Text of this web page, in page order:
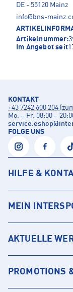
DE - 55120 Mainz
info@bns-
Artikelnummer:
Im Angebot seit
KONTAKT
+43 7242 600 204
Mo. – Fr. 08:00 –
service.eshop@
FOLGE UNS
HILFE &
MEIN
AKTUELLE
PROMOTIONS